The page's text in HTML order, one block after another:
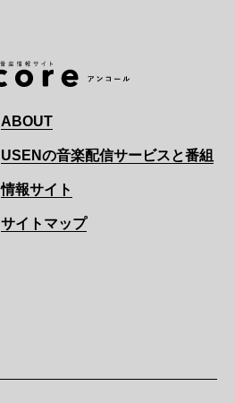
ABOUT
USENの音楽配信サービスと番組
情報サイト
サイトマップ